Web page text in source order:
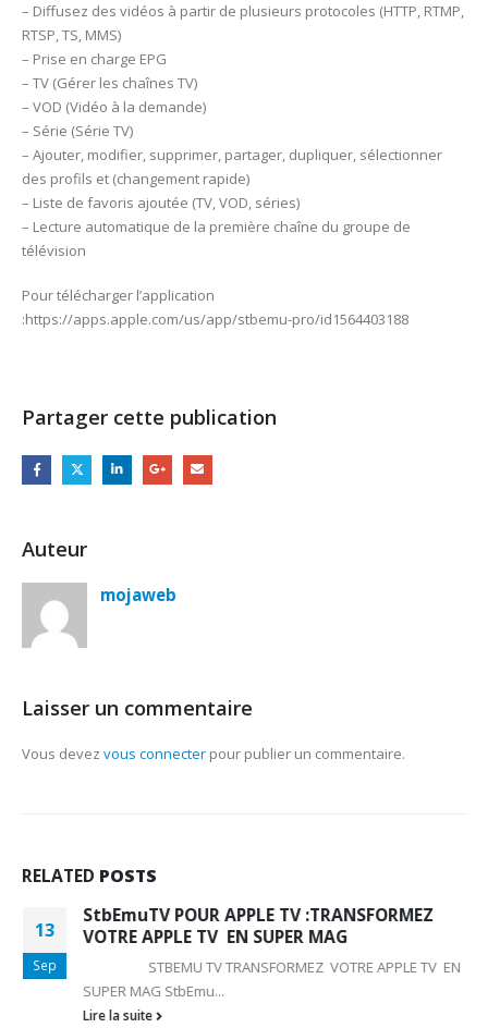
– Diffusez des vidéos à partir de plusieurs protocoles (HTTP, RTMP,
RTSP, TS, MMS)
– Prise en charge EPG
– TV (Gérer les chaînes TV)
– VOD (Vidéo à la demande)
– Série (Série TV)
– Ajouter, modifier, supprimer, partager, dupliquer, sélectionner
des profils et (changement rapide)
– Liste de favoris ajoutée (TV, VOD, séries)
– Lecture automatique de la première chaîne du groupe de
télévision
Pour télécharger l’application
:https://apps.apple.com/us/app/stbemu-pro/id1564403188
Partager cette publication
Auteur
mojaweb
Laisser un commentaire
Vous devez vous connecter pour publier un commentaire.
RELATED POSTS
13
Sep
StbEmuTV POUR APPLE TV :TRANSFORMEZ
VOTRE APPLE TV EN SUPER MAG
STBEMU TV TRANSFORMEZ VOTRE APPLE TV EN
SUPER MAG StbEmu...
Lire la suite